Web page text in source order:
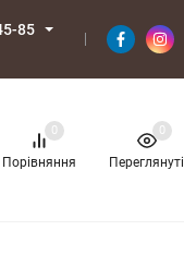
85
Порівняння
0
Переглянуті
0